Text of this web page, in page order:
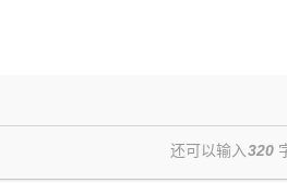
还可以输入320